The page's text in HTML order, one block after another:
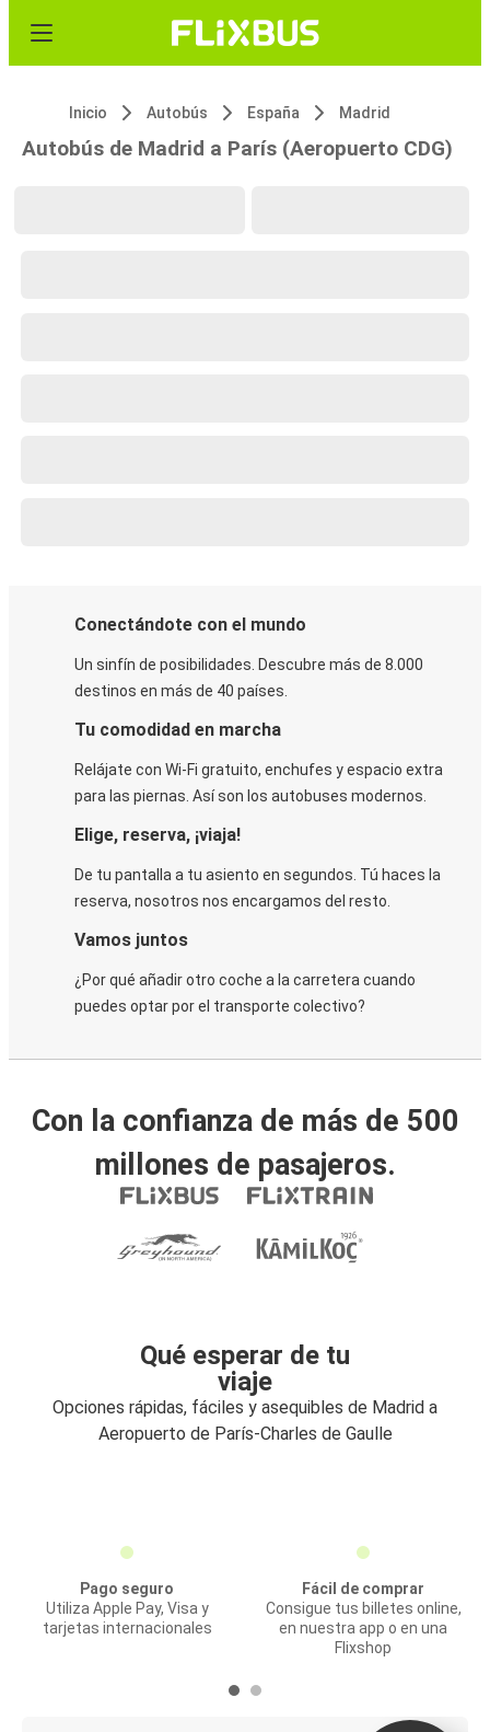
Inicio Autobús España Madrid
Autobús de Madrid a París (Aeropuerto CDG)
Conectándote con el mundo
Un sinfín de posibilidades. Descubre más de 8.000
destinos en más de 40 países.
Tu comodidad en marcha
Relájate con Wi-Fi gratuito, enchufes y espacio extra
para las piernas. Así son los autobuses modernos.
Elige, reserva, ¡viaja!
De tu pantalla a tu asiento en segundos. Tú haces la
reserva, nosotros nos encargamos del resto.
Vamos juntos
¿Por qué añadir otro coche a la carretera cuando
puedes optar por el transporte colectivo?
Con la confianza de más de 500
millones de pasajeros.
Qué esperar de tu
viaje
Opciones rápidas, fáciles y asequibles de Madrid a
Aeropuerto de París-Charles de Gaulle
Pago seguro
Utiliza Apple Pay, Visa y
tarjetas internacionales
Fácil de comprar
Consigue tus billetes online,
en nuestra app o en una
Flixshop